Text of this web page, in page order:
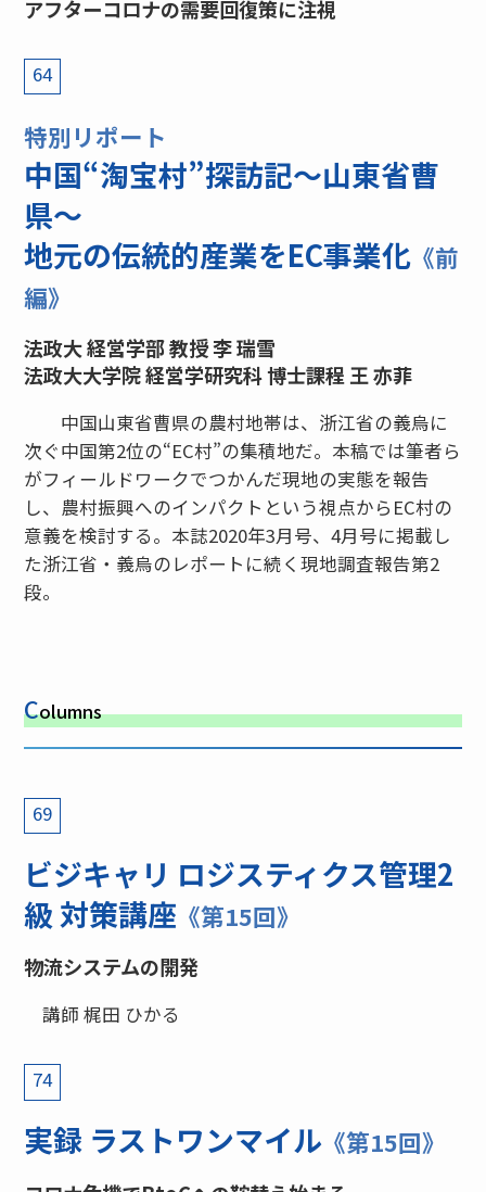
アフターコロナの需要回復策に注視
64
特別リポート
中国“淘宝村”探訪記〜山東省曹
県〜
地元の伝統的産業をEC事業化 《前
編》
法政大 経営学部 教授 李 瑞雪
法政大大学院 経営学研究科 博士課程 王 亦菲
中国山東省曹県の農村地帯は、浙江省の義烏に
次ぐ中国第2位の“EC村”の集積地だ。本稿では筆者ら
がフィールドワークでつかんだ現地の実態を報告
し、農村振興へのインパクトという視点からEC村の
意義を検討する。本誌2020年3月号、4月号に掲載し
た浙江省・義烏のレポートに続く現地調査報告第2
段。
Columns
69
ビジキャリ ロジスティクス管理2
級 対策講座 《第15回》
物流システムの開発
講師 梶田 ひかる
74
実録 ラストワンマイル 《第15回》